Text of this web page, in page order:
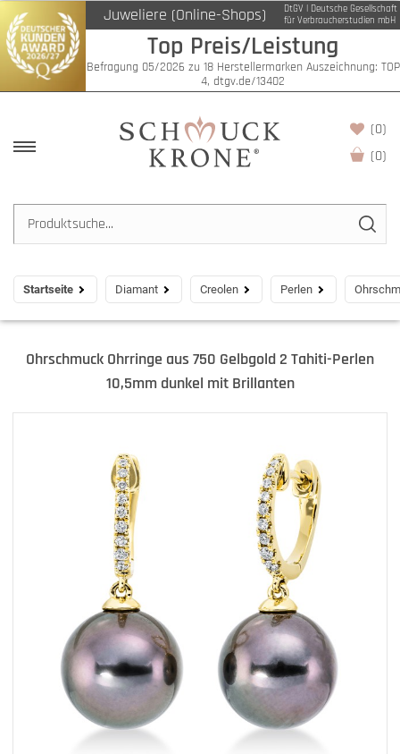
Juweliere (Online-Shops)
DtGV | Deutsche Gesellschaft
für Verbraucherstudien mbH
Top Preis/Leistung
Befragung 05/2026 zu 18 Herstellermarken Auszeichnung: TOP
4, dtgv.de/13402
(0)
(0)
Startseite Diamant Creolen Perlen
Ohrschmuck Ohrringe aus 750 Gelbgold 2 Tahiti-Perlen
10,5mm dunkel mit Brillanten